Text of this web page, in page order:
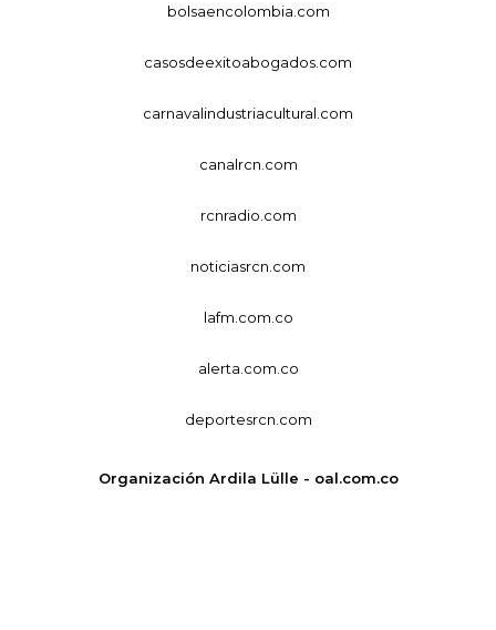
bolsaencolombia.com
casosdeexitoabogados.com
carnavalindustriacultural.com
canalrcn.com
rcnradio.com
noticiasrcn.com
lafm.com.co
alerta.com.co
deportesrcn.com
Organización Ardila Lülle - oal.com.co